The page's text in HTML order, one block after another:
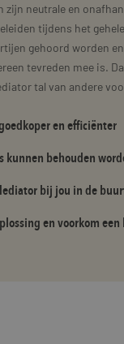
zijn neutrale en
tijdens het
gehoord worden
tevreden mee is.
tal van andere
en efficiënter
kunnen behouden
bij jou in de
en voorkom